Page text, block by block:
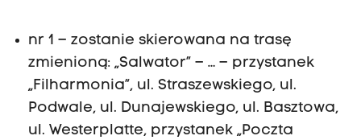
nr 1 – zostanie skierowana na trasę
zmienioną: „Salwator” – … – przystanek
„Filharmonia”, ul. Straszewskiego, ul.
Podwale, ul. Dunajewskiego, ul. Basztowa,
ul. Westerplatte, przystanek „Poczta